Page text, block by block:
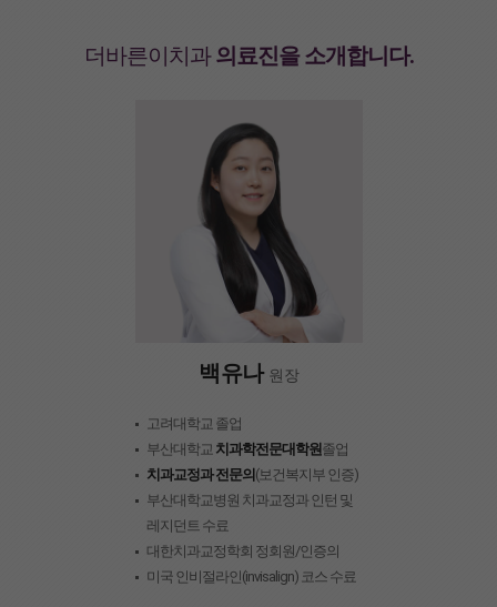
더바른이치과의료진을 소개합니다.
백유나 원장
고려대학교 졸업
부산대학교 치과학전문대학원졸업
치과교정과 전문의 (보건복지부 인증)
부산대학교병원 치과교정과 인턴 및
레지던트 수료
대한치과교정학회 정회원/인증의
미국 인비절라인(invisalign) 코스 수료